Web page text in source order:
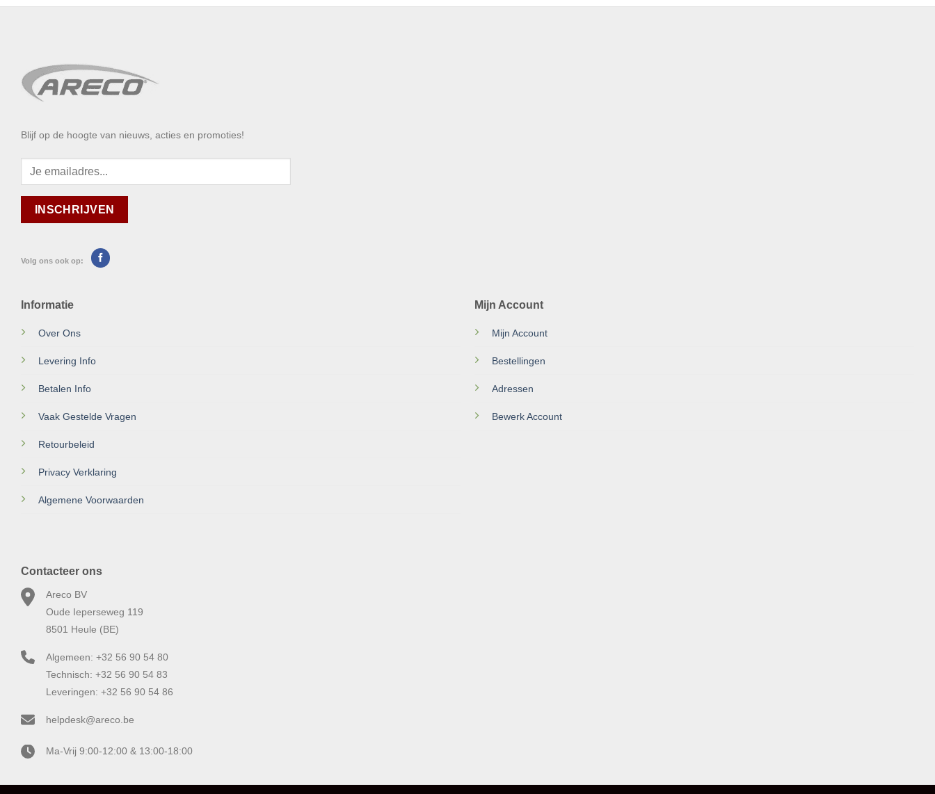
Blijf op de hoogte van nieuws, acties en promoties!
Volg ons ook op:
Informatie
Over Ons
Levering Info
Betalen Info
Vaak Gestelde Vragen
Retourbeleid
Privacy Verklaring
Algemene Voorwaarden
Mijn Account
Mijn Account
Bestellingen
Adressen
Bewerk Account
Contacteer ons
Areco BV
Oude Ieperseweg 119
8501 Heule (BE)
Algemeen: +32 56 90 54 80
Technisch: +32 56 90 54 83
Leveringen: +32 56 90 54 86
helpdesk@areco.be
Ma-Vrij 9:00-12:00 & 13:00-18:00